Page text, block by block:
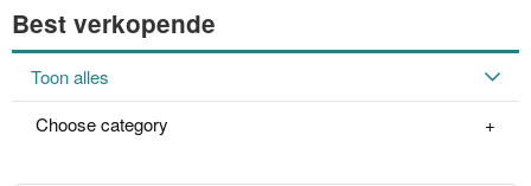
Best verkopende
Toon alles
Choose category